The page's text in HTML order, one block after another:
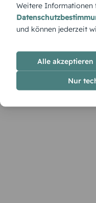
Weitere Informationen
und können jederzeit
Alle akzeptieren
Nur